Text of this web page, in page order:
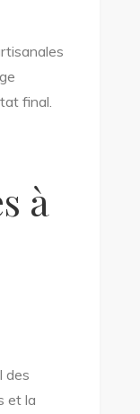
final.
à
des
et la